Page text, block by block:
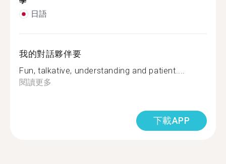
日語
我的對話夥伴要
Fun, talkative, understanding and patient....
閱讀更多
下載APP